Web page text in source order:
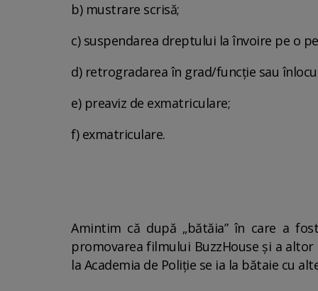
b) mustrare scrisă;
c) suspendarea dreptului la învoire pe o
d) retrogradarea în grad/funcţie sau
e) preaviz de exmatriculare;
f) exmatriculare.
Amintim că după „bătăia” în care a
promovarea filmului BuzzHouse și a
la Academia de Poliție se ia la bătaie cu